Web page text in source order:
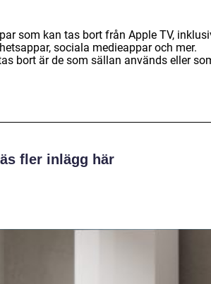
som kan tas bort från Apple TV,
sociala medieappar och mer.
bort är de som sällan används eller
fler inlägg här